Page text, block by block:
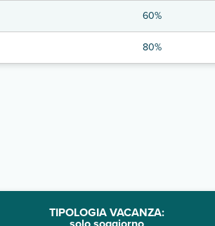
60%
80%
TIPOLOGIA VACANZA: